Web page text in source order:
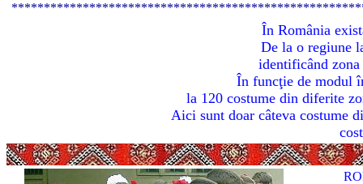
În România
De la o regiune
identificând zona
În funcţie de modul
la 120 costume din diferite
Aici sunt doar câteva costume